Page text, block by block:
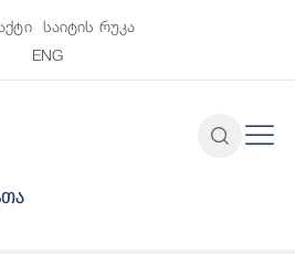
საიტის რუკა
ENG